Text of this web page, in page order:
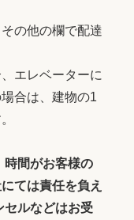
の他の欄で配達
エレベーターに
合は、建物の1
間がお客様の
ては責任を負え
セルなどはお受